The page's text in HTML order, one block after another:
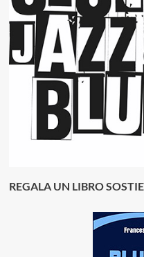
REGALA UN LIBRO